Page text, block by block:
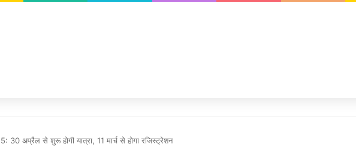
अप्रैल से शुरू होगी यात्रा, 11 मार्च से होगा रजिस्ट्रेशन